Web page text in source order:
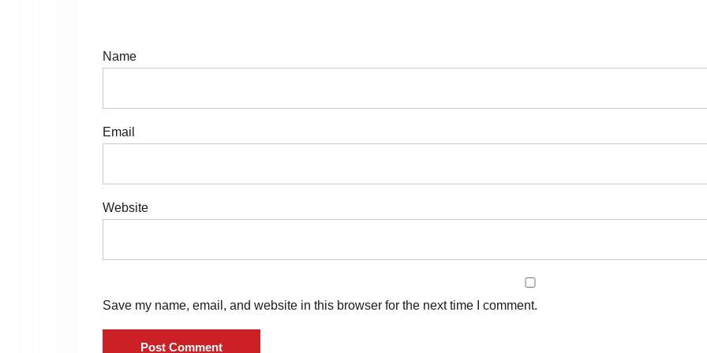
Website
Save my name, email, and website in this browser for the next time I comment.